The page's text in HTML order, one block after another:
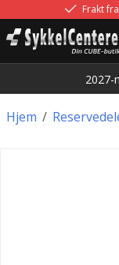
Frakt
2027-
/
Hjem